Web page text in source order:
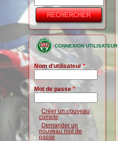
Formulaire
de
recherche
CONNEXION UTILISATEUR
Nom d'utilisateur*
Mot de passe *
Créer un nouveau
compte
Demander un
nouveau mot de
passe